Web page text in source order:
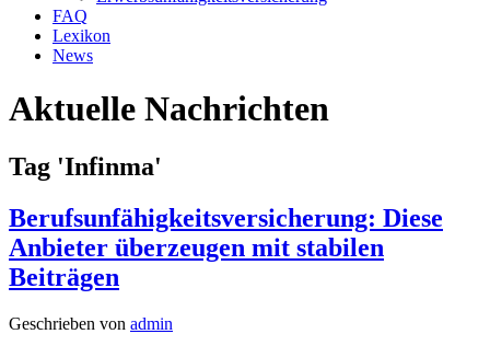
FAQ
Lexikon
News
Aktuelle Nachrichten
Tag 'Infinma'
Berufsunfähigkeitsversicherung: Diese
Anbieter überzeugen mit stabilen
Beiträgen
Geschrieben von admin